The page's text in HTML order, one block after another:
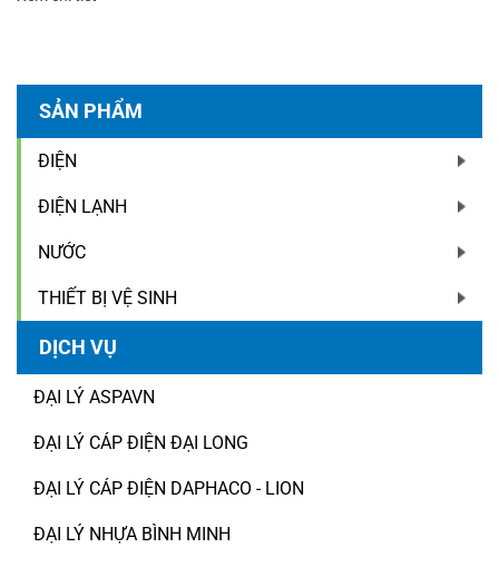
SẢN PHẨM
ĐIỆN
ĐIỆN LẠNH
NƯỚC
THIẾT BỊ VỆ SINH
DỊCH VỤ
ĐẠI LÝ ASPAVN
ĐẠI LÝ CÁP ĐIỆN ĐẠI LONG
ĐẠI LÝ CÁP ĐIỆN DAPHACO - LION
ĐẠI LÝ NHỰA BÌNH MINH